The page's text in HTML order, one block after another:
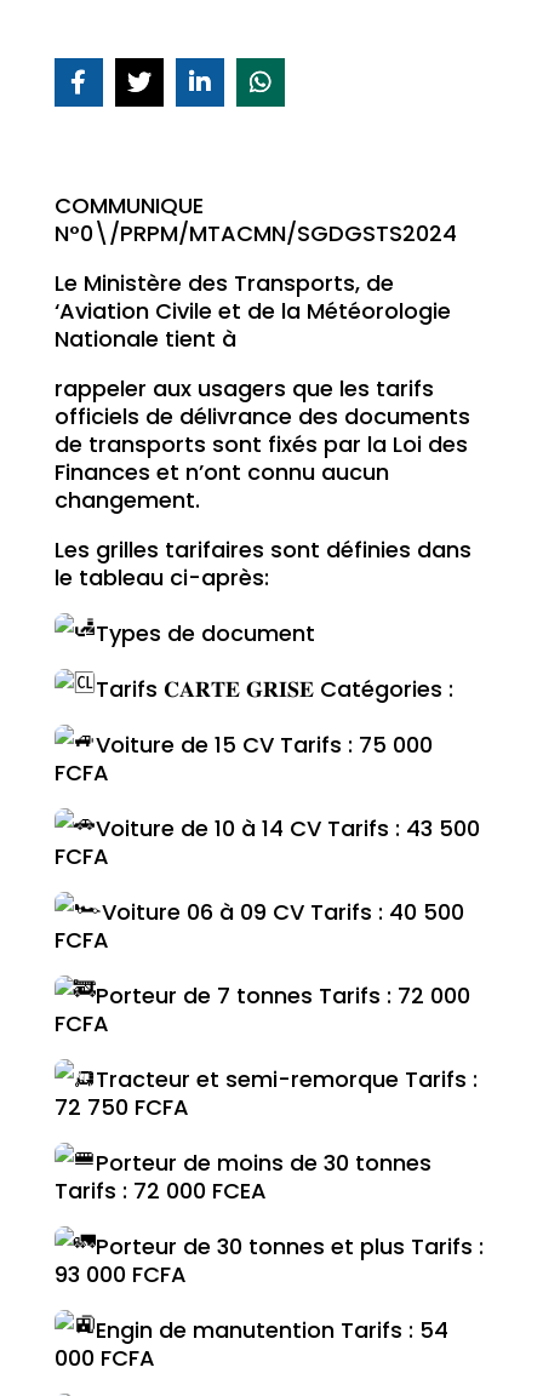
COMMUNIQUE
N°0\/PRPM/MTACMN/SGDGSTS2024
Le Ministère des Transports, de
‘Aviation Civile et de la Météorologie
Nationale tient à
rappeler aux usagers que les tarifs
officiels de délivrance des documents
de transports sont fixés par la Loi des
Finances et n’ont connu aucun
changement.
Les grilles tarifaires sont définies dans
le tableau ci-après:
Types de document
Tarifs 𝐂𝐀𝐑𝐓𝐄 𝐆𝐑𝐈𝐒𝐄 Catégories :
Voiture de 15 CV Tarifs : 75 000
FCFA
Voiture de 10 à 14 CV Tarifs : 43 500
FCFA
Voiture 06 à 09 CV Tarifs : 40 500
FCFA
Porteur de 7 tonnes Tarifs : 72 000
FCFA
Tracteur et semi-remorque Tarifs :
72 750 FCFA
Porteur de moins de 30 tonnes
Tarifs : 72 000 FCEA
Porteur de 30 tonnes et plus Tarifs :
93 000 FCFA
Engin de manutention Tarifs : 54
000 FCFA